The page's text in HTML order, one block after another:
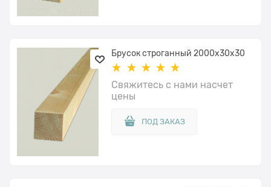
Брусок строганный 2000x30x30
Свяжитесь с нами насчет
цены
ПОД ЗАКАЗ